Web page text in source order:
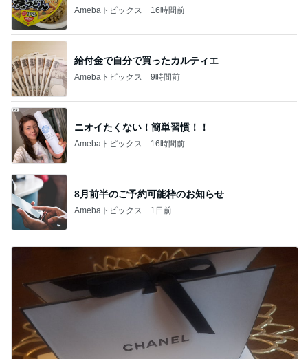
Amebaトピックス 16時間前
給付金で自分で買ったカルティエ
Amebaトピックス 9時間前
ニオイたくない！簡単習慣！！
Amebaトピックス 16時間前
8月前半のご予約可能枠のお知らせ
Amebaトピックス 1日前